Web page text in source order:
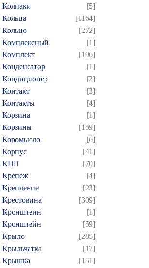
Колпаки
[5]
Кольца
[1164]
Кольцо
[272]
Комплексный
[1]
Комплект
[196]
Конденсатор
[1]
Кондиционер
[2]
Контакт
[3]
Контакты
[4]
Корзина
[1]
Корзины
[159]
Коромысло
[6]
Корпус
[41]
КПП
[70]
Крепеж
[4]
Крепление
[23]
Крестовина
[309]
Кронштеин
[1]
Кронштейн
[59]
Крыло
[285]
Крыльчатка
[17]
Крышка
[151]